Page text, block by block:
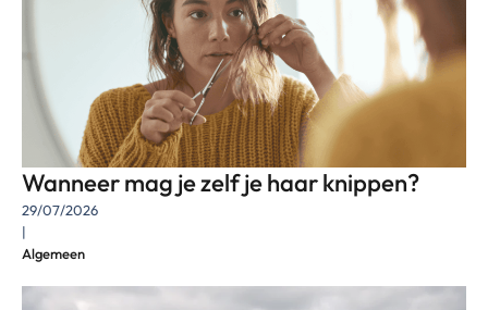
Wanneer mag je zelf je haar knippen?
29/07/2026
|
Algemeen